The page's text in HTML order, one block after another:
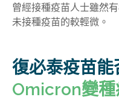
曾經接種疫苗人士雖然
未接種疫苗的較輕微。
復必泰疫苗
Omicron變種